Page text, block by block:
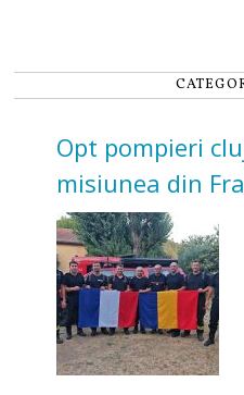
Opt pompieri
misiunea din
incendii de